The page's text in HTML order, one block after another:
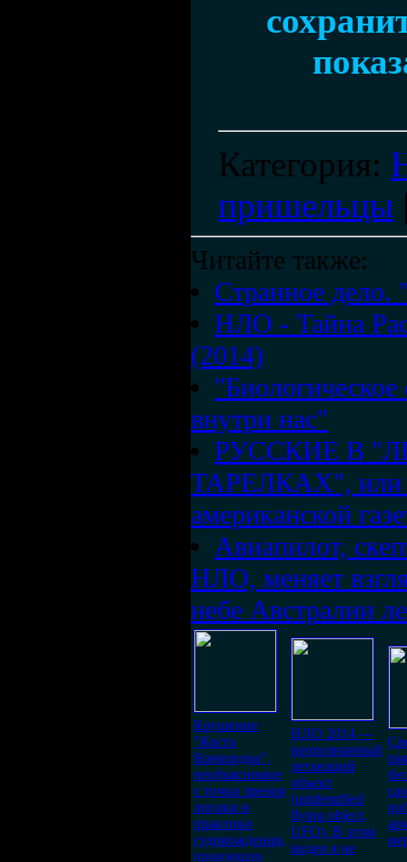
Категория:
пришельцы
Читайте также:
Странное дело.
НЛО - Тайна
(2014)
внутри нас"
РУССКИЕ В
ТАРЕЛКАХ", или
американской
Авиапилот,
НЛО, меняет
небе Австралии
Крушение
"Коста
Конкордиа",
необъяснимое
с точки зрения
логики и
практики
судовождения,
произошло
НЛО 2014 —
неопознанный
летающий
объект
(unidentified
flying object,
UFO). В этом
видео я не